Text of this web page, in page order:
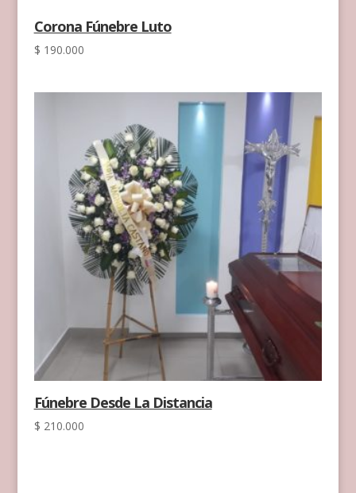
Corona Fúnebre Luto
$ 190.000
Fúnebre Desde La Distancia
$ 210.000